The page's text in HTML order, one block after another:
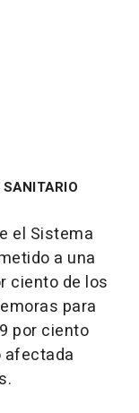
el Sistema
a una
ciento de los
para
por ciento
afectada